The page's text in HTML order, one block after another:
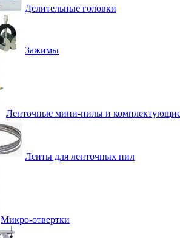
Делительные головки
Зажимы
Ленточные мини-пилы и
Ленты для ленточных пил
Микро-отвертки